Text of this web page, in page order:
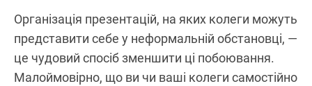
Організація презентацій, на яких колеги можуть
представити себе у неформальній обстановці, —
це чудовий спосіб зменшити ці побоювання.
Малоймовірно, що ви чи ваші колеги самостійно